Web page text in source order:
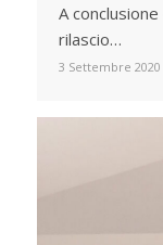
A
rilascio…
3 Settembre 2020